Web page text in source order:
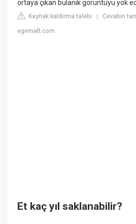
ortaya çıkan bulanık görüntüyü yok
Kaynak kaldırma talebi |Cevabın
egemalt.com
Et kaç yıl saklanabilir?